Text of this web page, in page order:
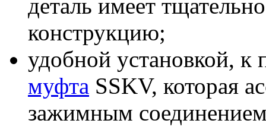
деталь имеет
конструкцию;
удобной установкой, к
муфта SSKV, которая
зажимным